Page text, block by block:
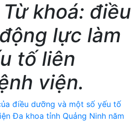
Từ khoá: điều
lực làm
tố liên
viện.
điều dưỡng và một số yếu tố
Đa khoa tỉnh Quảng Ninh năm